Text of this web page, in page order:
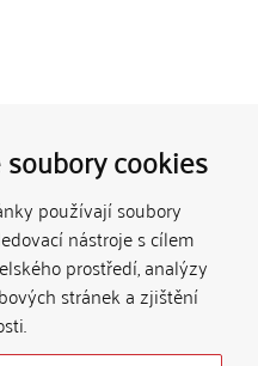
cookies
používají soubory
nástroje s cílem
prostředí, analýzy
stránek a zjištění